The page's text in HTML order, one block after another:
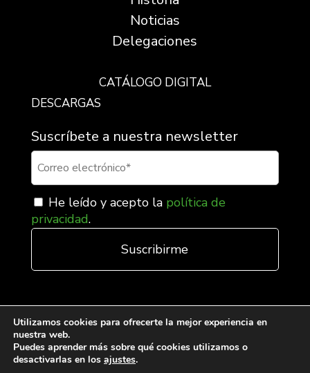
Noticias
Delegaciones
CATÁLOGO DIGITAL
DESCARGAS
Suscríbete a nuestra newsletter
He leído y acepto la política de
privacidad.
Utilizamos cookies para ofrecerte la mejor experiencia en
nuestra web.
Puedes aprender más sobre qué cookies utilizamos o
desactivarlas en los ajustes.